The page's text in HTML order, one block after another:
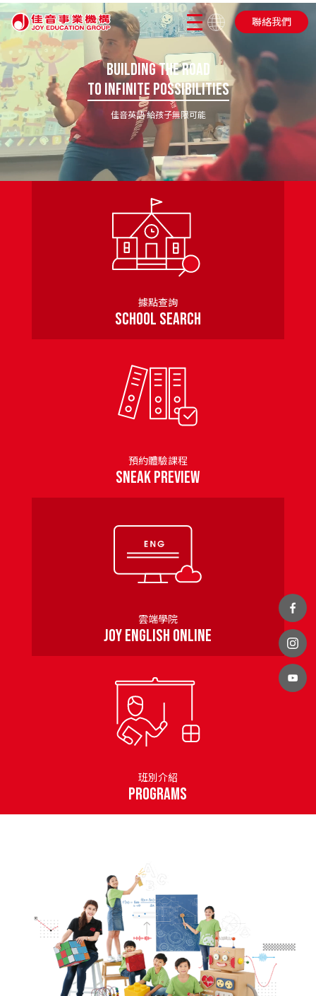
聯絡我們
Building the Road
to Infinite Possibilities
佳音英語 給孩子無限可能
據點查詢
School Search
預約體驗課程
SNEAK PREVIEW
雲端學院
Joy English Online
班別介紹
PROGRAMS